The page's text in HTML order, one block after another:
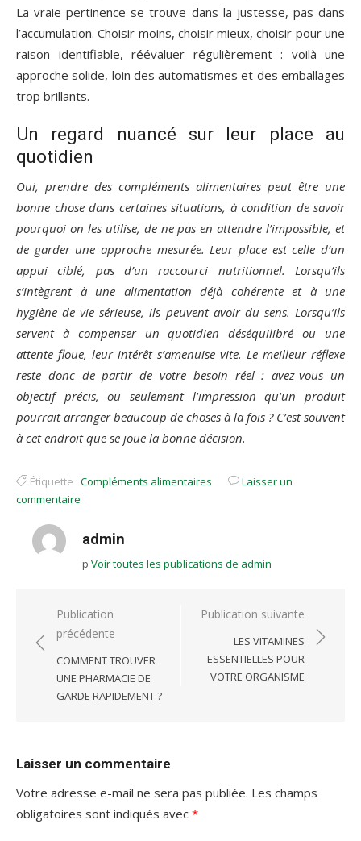
La vraie pertinence se trouve dans la justesse, pas dans
l’accumulation. Choisir moins, choisir mieux, choisir pour une
raison identifiable, réévaluer régulièrement : voilà une
approche solide, loin des automatismes et des emballages
trop brillants.
Un regard nuancé sur leur place au
quotidien
Oui, prendre des compléments alimentaires peut être une
bonne chose dans certaines situations, à condition de savoir
pourquoi on les utilise, de ne pas en attendre l’impossible, et
de garder une approche mesurée. Leur place est celle d’un
appui ciblé, pas d’un raccourci nutritionnel. Lorsqu’ils
s’intègrent à une alimentation déjà cohérente et à une
hygiène de vie sérieuse, ils peuvent avoir du sens. Lorsqu’ils
servent à compenser un quotidien déséquilibré ou une
attente floue, leur intérêt s’amenuise vite. Le meilleur réflexe
reste donc de partir de votre besoin réel : avez-vous un
objectif précis, ou seulement l’impression qu’un produit
pourrait arranger beaucoup de choses à la fois ? C’est souvent
à cet endroit que se joue la bonne décision.
Étiquette : Compléments alimentaires
Laisser un
commentaire
admin
p Voir toutes les publications de admin
Navigation
de
l’article
Publication
précédente
COMMENT TROUVER
UNE PHARMACIE DE
GARDE RAPIDEMENT ?
Publication suivante
LES VITAMINES
ESSENTIELLES POUR
VOTRE ORGANISME
Laisser un commentaire
Votre adresse e-mail ne sera pas publiée. Les champs
obligatoires sont indiqués avec *